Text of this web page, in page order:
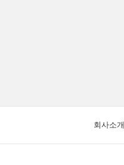
회사소개